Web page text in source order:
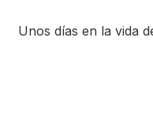
Unos días en la vida